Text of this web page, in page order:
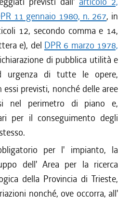
11 gennaio 1980, n. 267, in
12, secondo comma e 14,
e), del DPR 6 marzo 1978,
di pubblica utilità e
urgenza di tutte le opere,
previsti, nonché delle aree
nel perimetro di piano e,
per il conseguimento degli
per l' impianto, la
dell' Area per la ricerca
della Provincia di Trieste,
nonché, ove occorra, all'